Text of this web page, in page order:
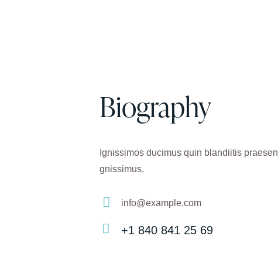
Biography
Ignissimos ducimus quin blandiitis
gnissimus.
m
info@example.com
+1 840 841 25 69